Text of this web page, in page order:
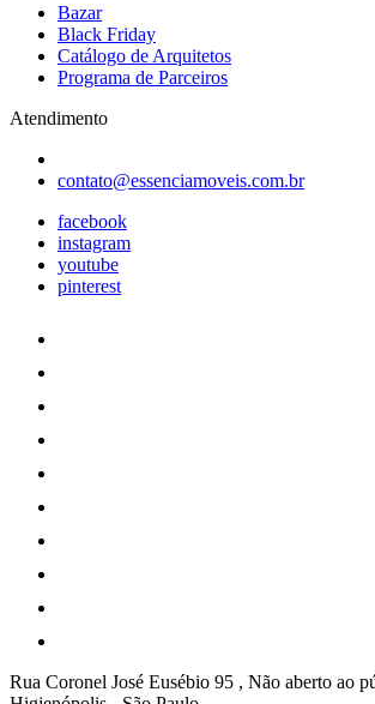
Bazar
Black Friday
Catálogo de Arquitetos
Programa de Parceiros
Atendimento
contato@essenciamoveis.com.br
facebook
instagram
youtube
pinterest
Rua Coronel José Eusébio 95 , Não aberto ao